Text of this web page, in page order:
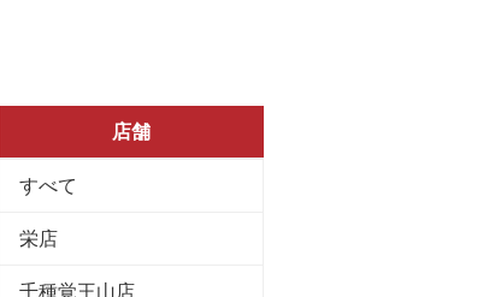
店舗
すべて
栄店
千種覚王山店